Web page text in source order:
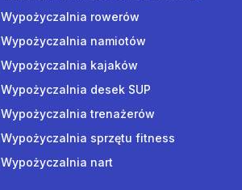
Wypożyczalnia rowerów
Wypożyczalnia namiotów
Wypożyczalnia kajaków
Wypożyczalnia desek SUP
Wypożyczalnia trenażerów
Wypożyczalnia sprzętu fitness
Wypożyczalnia nart